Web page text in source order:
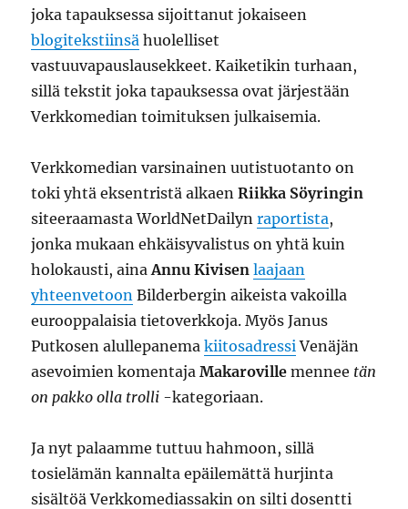
joka tapauksessa sijoittanut jokaiseen
blogitekstiinsä huolelliset
vastuuvapauslausekkeet. Kaiketikin turhaan,
sillä tekstit joka tapauksessa ovat järjestään
Verkkomedian toimituksen julkaisemia.
Verkkomedian varsinainen uutistuotanto on
toki yhtä eksentristä alkaenRiikka Söyringin
siteeraamasta WorldNetDailynraportista,
jonka mukaan ehkäisyvalistus on yhtä kuin
holokausti, ainaAnnu Kivisen laajaan
yhteenvetoon Bilderbergin aikeista vakoilla
eurooppalaisia tietoverkkoja. Myös Janus
Putkosen alullepanemakiitosadressiVenäjän
asevoimien komentajaMakaroville mennee tän
on pakko olla trolli -kategoriaan.
Ja nyt palaamme tuttuu hahmoon, sillä
tosielämän kannalta epäilemättä hurjinta
sisältöä Verkkomediassakin on silti dosentti